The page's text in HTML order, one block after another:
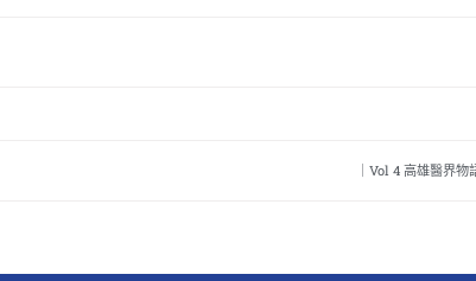
｜Vol 4 高雄醫界